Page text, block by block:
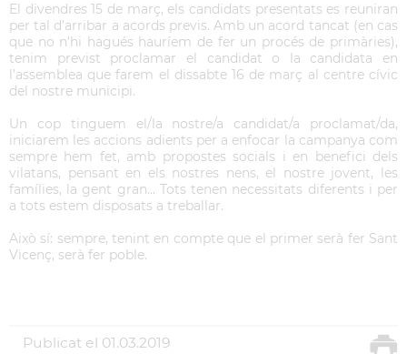
El divendres 15 de març, els candidats presentats es reuniran
per tal d’arribar a acords previs. Amb un acord tancat (en cas
que no n’hi hagués hauríem de fer un procés de primàries),
tenim previst proclamar el candidat o la candidata en
l’assemblea que farem el dissabte 16 de març al centre cívic
del nostre municipi.
Un cop tinguem el/la nostre/a candidat/a proclamat/da,
iniciarem les accions adients per a enfocar la campanya com
sempre hem fet, amb propostes socials i en benefici dels
vilatans, pensant en els nostres nens, el nostre jovent, les
famílies, la gent gran... Tots tenen necessitats diferents i per
a tots estem disposats a treballar.
Això sí: sempre, tenint en compte que el primer serà fer Sant
Vicenç, serà fer poble.
Publicat el 01.03.2019